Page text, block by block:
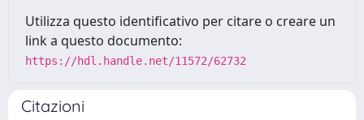
Utilizza questo identificativo per citare o creare un
link a questo documento:
https://hdl.handle.net/11572/62732
Citazioni